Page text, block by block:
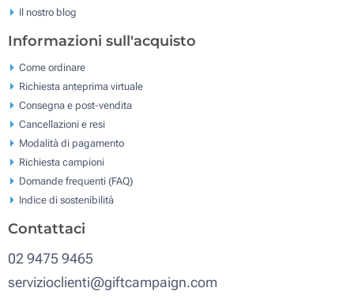
Il nostro blog
Informazioni sull'acquisto
Come ordinare
Richiesta anteprima virtuale
Consegna e post-vendita
Cancellazioni e resi
Modalità di pagamento
Richiesta campioni
Domande frequenti (FAQ)
Indice di sostenibilità
Contattaci
02 9475 9465
servizioclienti@giftcampaign.com